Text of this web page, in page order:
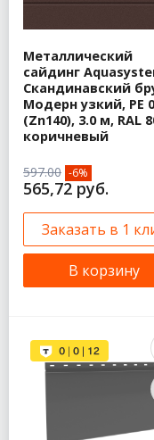
Металлический
сайдинг
Скандинавский
Модерн узкий, PE
(Zn140), 3.0 м, RAL
коричневый
597.00 -6%
565,72 руб.
Заказать в 1
В корзину